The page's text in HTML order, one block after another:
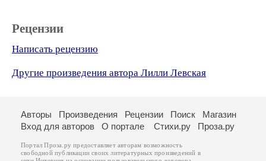
Рецензии
Написать рецензию
Другие произведения автора Лилли Левская
Авторы Произведения Рецензии Поиск
Магазин
Вход для авторов
О портале Стихи.ру Проза.ру
Портал Проза.ру предоставляет авторам возможность
свободной публикации своих литературных произведений в